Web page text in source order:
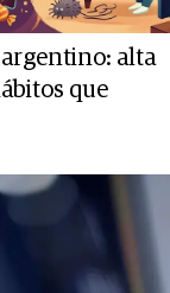
argentino: alta
que